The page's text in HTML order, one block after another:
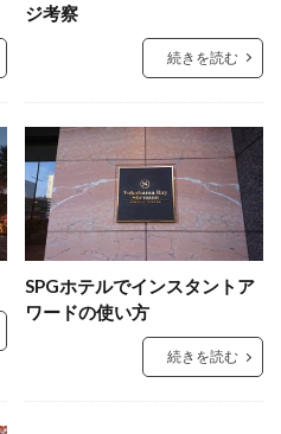
ジ考察
続きを読む
SPGホテルでインスタントア
ワードの使い方
続きを読む